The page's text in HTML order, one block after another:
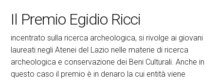
Il Premio Egidio Ricci
incentrato sulla ricerca archeologica, si rivolge ai giovani
laureati negli Atenei del Lazio nelle materie di ricerca
archeologica e conservazione dei Beni Culturali. Anche in
questo caso il premio è in denaro la cui entità viene